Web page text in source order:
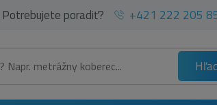
Potrebujete poradiť? +421 222 205